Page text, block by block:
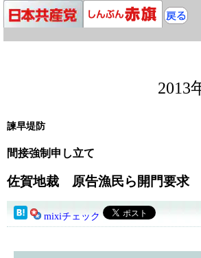
2013
諫早堤防
間接強制申し立て
佐賀地裁 原告漁民ら開門要求
mixiチェック